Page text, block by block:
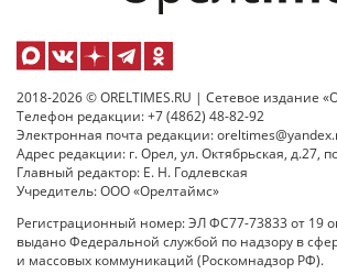
2018-2026 © ORELTIMES.RU | Сетевое издание
Телефон редакции: +7 (4862) 48-82-92
Электронная почта редакции:
Адрес редакции: г. Орел, ул. Октябрьская, д.27,
Главный редактор: Е. Н. Годлевская
Учредитель: ООО «Орелтаймс»
Регистрационный номер: ЭЛ ФС77-73833 от 19
выдано Федеральной службой по надзору в
и массовых коммуникаций (Роскомнадзор РФ).